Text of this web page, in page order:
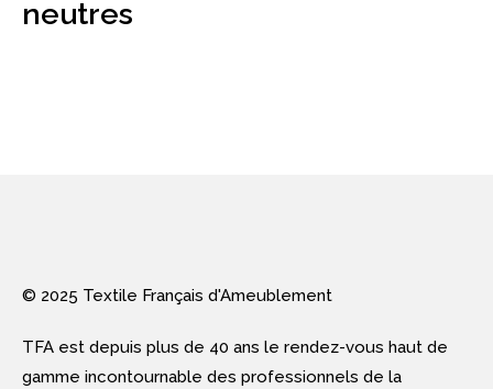
neutres
© 2025 Textile Français d'Ameublement
TFA est depuis plus de 40 ans le rendez-vous haut de
gamme incontournable des professionnels de la